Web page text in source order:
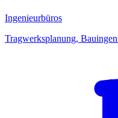
Ingenieurbüros
Tragwerksplanung,